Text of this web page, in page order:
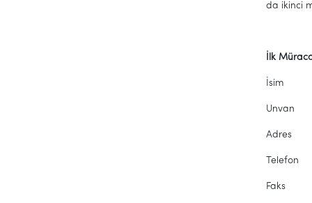
da ikinci
İlk
Unvan